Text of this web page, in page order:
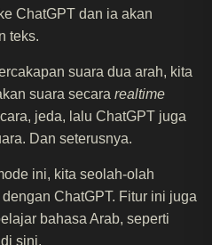
ChatGPT dan ia akan
teks.
suara dua arah, kita
suara secara realtime
jeda, lalu ChatGPT juga
Dan seterusnya.
ini, kita seolah-olah
ChatGPT. Fitur ini juga
bahasa Arab, seperti
di sini.